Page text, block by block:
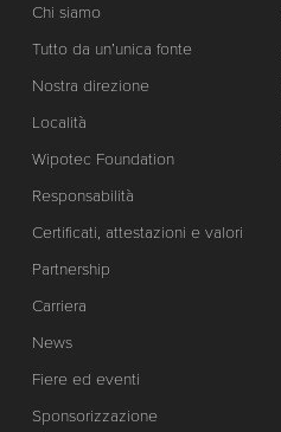
Chi siamo
Tutto da un’unica fonte
Nostra direzione
Località
Wipotec Foundation
Responsabilità
Certificati, attestazioni e valori
Partnership
Carriera
News
Fiere ed eventi
Sponsorizzazione